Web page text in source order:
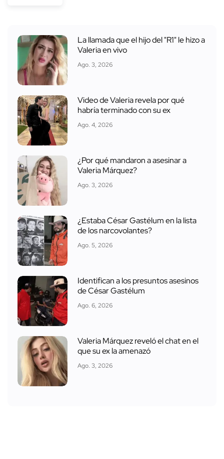
La llamada que el hijo del "R1" le hizo a
Valeria en vivo
Ago. 3, 2026
Video de Valeria revela por qué
habría terminado con su ex
Ago. 4, 2026
¿Por qué mandaron a asesinar a
Valeria Márquez?
Ago. 3, 2026
¿Estaba César Gastélum en la lista
de los narcovolantes?
Ago. 5, 2026
Identifican a los presuntos asesinos
de César Gastélum
Ago. 6, 2026
Valeria Márquez reveló el chat en el
que su ex la amenazó
Ago. 3, 2026